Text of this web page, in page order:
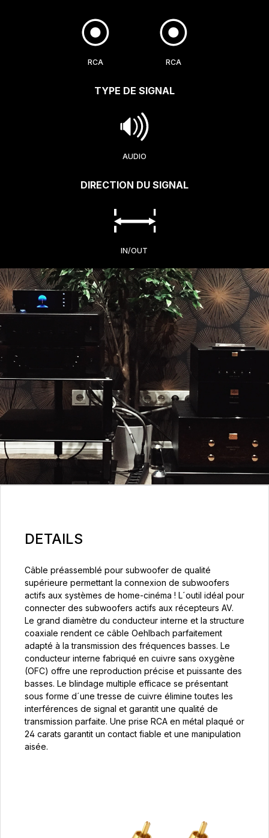
RCA RCA
TYPE DE SIGNAL
AUDIO
DIRECTION DU SIGNAL
IN/OUT
DETAILS
Câble préassemblé pour subwoofer de qualité
supérieure permettant la connexion de subwoofers
actifs aux systèmes de home-cinéma ! L´outil idéal pour
connecter des subwoofers actifs aux récepteurs AV.
Le grand diamètre du conducteur interne et la structure
coaxiale rendent ce câble Oehlbach parfaitement
adapté à la transmission des fréquences basses. Le
conducteur interne fabriqué en cuivre sans oxygène
(OFC) offre une reproduction précise et puissante des
basses. Le blindage multiple efficace se présentant
sous forme d´une tresse de cuivre élimine toutes les
interférences de signal et garantit une qualité de
transmission parfaite. Une prise RCA en métal plaqué or
24 carats garantit un contact fiable et une manipulation
aisée.